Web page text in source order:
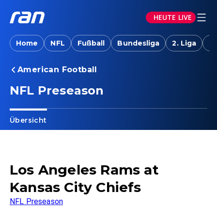
HEUTE LIVE
Home NFL Fußball Bundesliga 2. Liga
American Football
NFL Preseason
Übersicht
Los Angeles Rams at
Kansas City Chiefs
NFL Preseason